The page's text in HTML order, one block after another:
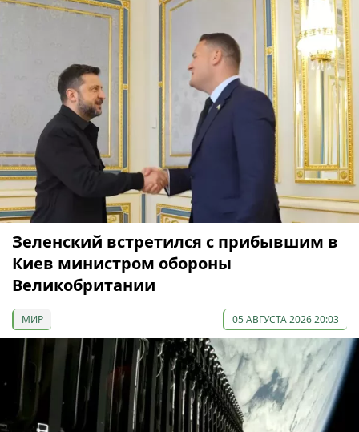
Зеленский встретился с прибывшим в
Киев министром обороны
Великобритании
МИР 05 АВГУСТА 2026 20:03